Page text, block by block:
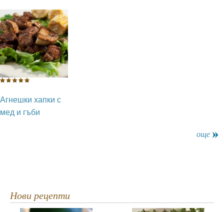
Агнешки хапки с
мед и гъби
още
Нови рецепти